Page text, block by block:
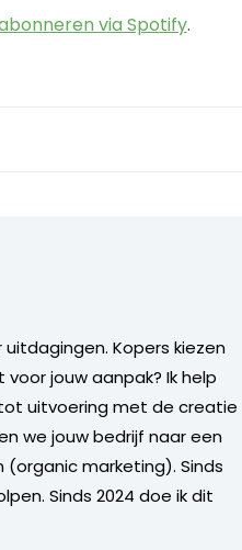
via Spotify.
Kopers kiezen
jouw aanpak? Ik help
tot uitvoering met de creatie
we jouw bedrijf naar een
(organic marketing). Sinds
Sinds 2024 doe ik dit